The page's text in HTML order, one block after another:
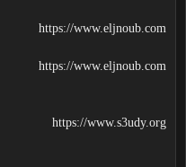
https://www.eljnoub.com
https://www.eljnoub.com
https://www.s3udy.org